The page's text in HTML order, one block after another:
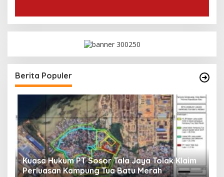
Berita Populer
Kuasa Hukum PT Sosor Tala Jaya Tolak Klaim
Perluasan Kampung Tua Batu Merah